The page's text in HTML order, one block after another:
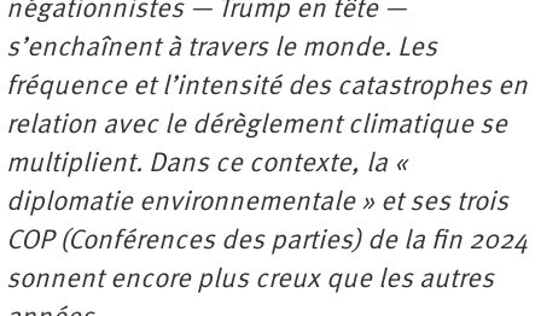
négationnistes — Trump en tête —
s’enchaînent à travers le monde. Les
fréquence et l’intensité des catastrophes en
relation avec le dérèglement climatique se
multiplient. Dans ce contexte, la «
diplomatie environnementale » et ses trois
COP (Conférences des parties) de la fin 2024
sonnent encore plus creux que les autres